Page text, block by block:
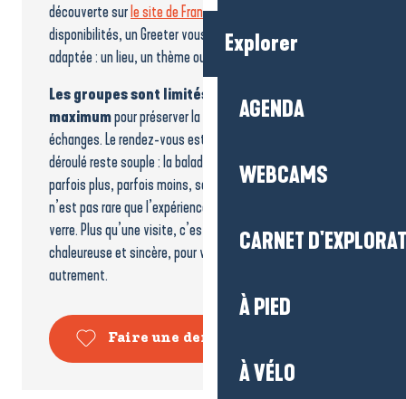
Explorer
AGENDA
WEBCAMS
CARNET
À PIED
À VÉLO
découverte sur le site de France Greeters
disponibilités, un Greeter vous propose alors une rencontre
adaptée : un lieu, un thème ou une balade improvisée.
Les groupes sont limités à six personnes
maximumpour préserver la convivialité et la qualité des
échanges. Le rendez-vous est fixé à l’avance, mais le
déroulé reste souple : la balade dure environ deux heures,
parfois plus, parfois moins, selon le moment partagé. Et il
n’est pas rare que l’expérience se prolonge autour d’un
verre. Plus qu’une visite, c’est une rencontre humaine,
chaleureuse et sincère, pour vivre la destination
autrement.
Faire une demande de Greet